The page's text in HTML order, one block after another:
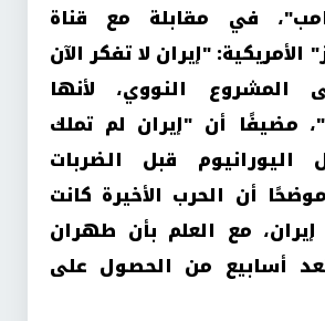
في مقابلة مع قناة
"إيران لا تفكر الآن
المشروع النووي، لأنها
مضيفًا أن "إيران لم تملك
اليورانيوم قبل الضربات
موضحًا أن الحرب الأخيرة كانت
مع العلم بأن طهران
أسابيع من الحصول على